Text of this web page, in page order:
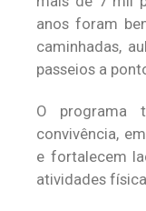
anos foram
caminhadas,
passeios a
O programa
convivência,
e fortalecem
atividades